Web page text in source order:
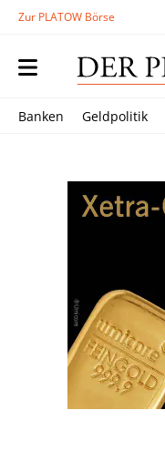
Zur PLATOW Börse
Banken Geldpolitik